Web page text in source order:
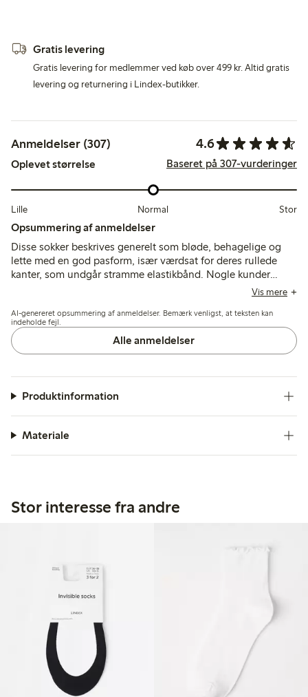
Gratis levering
Gratis levering for medlemmer ved køb over 499 kr. Altid gratis
levering og returnering i Lindex-butikker.
Anmeldelser (307) 4.6
Oplevet størrelse Baseret på 307-vurderinger
Lille Normal Stor
Opsummering af anmeldelser
Disse sokker beskrives generelt som bløde, behagelige og
lette med en god pasform, især værdsat for deres rullede
kanter, som undgår stramme elastikbånd. Nogle kunder
bemærker problemer med, at sokkerne glider ned eller ruller,
huller efter vask.
Vis mere
AI-genereret opsummering af anmeldelser. Bemærk venligst, at teksten kan
indeholde fejl.
Alle anmeldelser
Produktinformation
Materiale
Stor interesse fra andre